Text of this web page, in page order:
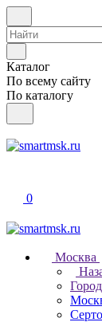
Каталог
По всему сайту
По каталогу
0
Москва